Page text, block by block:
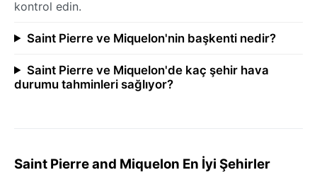
kontrol edin.
Saint Pierre ve Miquelon'nin başkenti nedir?
Saint Pierre ve Miquelon'de kaç şehir hava
durumu tahminleri sağlıyor?
Saint Pierre and Miquelon En İyi Şehirler